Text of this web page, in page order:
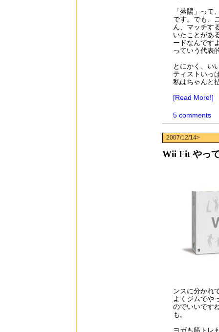
「落陽」っ
です。でも、
ん、マッチす
いたことがあ
ードなんです
っていう代表
とにかく、い
ティストいっ
私はちゃんと
[Read More!]
5 comments
2007/12/14>
Wii Fit やっ
ンスに分かれ
よくジムでや
のでいいです
も。
ヨガも筋トレ